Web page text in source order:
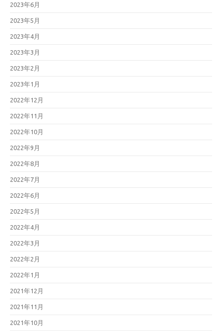
2023年6月
2023年5月
2023年4月
2023年3月
2023年2月
2023年1月
2022年12月
2022年11月
2022年10月
2022年9月
2022年8月
2022年7月
2022年6月
2022年5月
2022年4月
2022年3月
2022年2月
2022年1月
2021年12月
2021年11月
2021年10月